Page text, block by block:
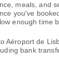
meals, and
you've
enough time
Aéroport de
bank